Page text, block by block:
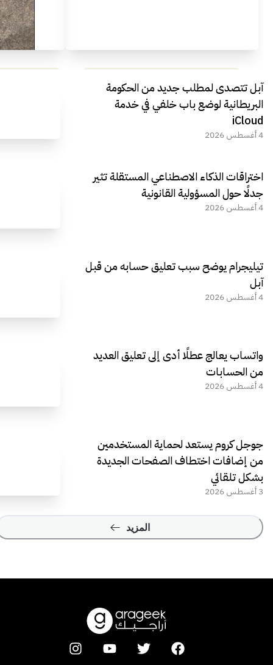
مراجعة شاملة لعملاق الألعاب
الجديد REDMAGIC 11 AIR
آبل تتصدى لمطلب جديد من الحكومة
البريطانية لوضع باب خلفي في خدمة
iCloud
4 أغسطس 2026
اختراقات الذكاء الاصطناعي المستقلة تثير
جدلًا حول المسؤولية القانونية
4 أغسطس 2026
تيليجرام يوضح سبب تعليق حسابه من قبل
آبل
4 أغسطس 2026
واتساب يعالج عطلًا أدى إلى تعليق العديد
من الحسابات
4 أغسطس 2026
جوجل كروم يستعد لحماية المستخدمين
من إضافات اختطاف الصفحات الجديدة
بشكل تلقائي
3 أغسطس 2026
المزيد